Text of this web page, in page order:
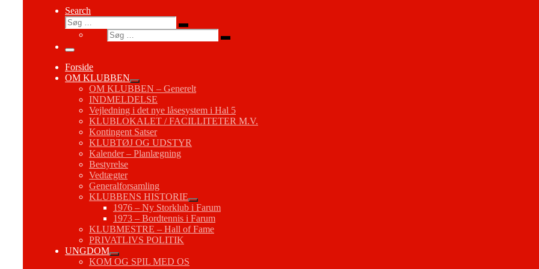
Search
Søg
Søg
Søg
Søg
Menu
Forside
OM KLUBBEN
OM KLUBBEN – Generelt
INDMELDELSE
Vejledning i det nye låsesystem i Hal 5
KLUBLOKALET / FACILLITETER M.V.
Kontingent Satser
KLUBTØJ OG UDSTYR
Kalender – Planlægning
Bestyrelse
Vedtægter
Generalforsamling
KLUBBENS HISTORIE
1976 – Ny Storklub i Farum
1973 – Bordtennis i Farum
KLUBMESTRE – Hall of Fame
PRIVATLIVS POLITIK
UNGDOM
KOM OG SPIL MED OS